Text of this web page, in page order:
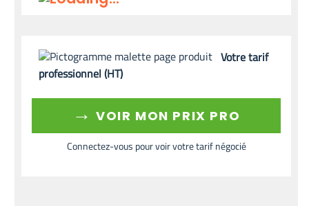
Votre tarif
professionnel (HT)
→ VOIR MON PRIX PRO
Connectez-vous pour voir votre tarif négocié